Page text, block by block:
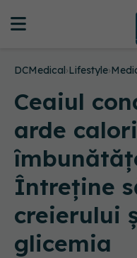
DCMedical›Lifestyle›
Ceaiul
arde
Întreține
creierului
glicemia